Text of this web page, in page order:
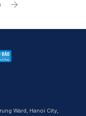
Ward, Hanoi City,